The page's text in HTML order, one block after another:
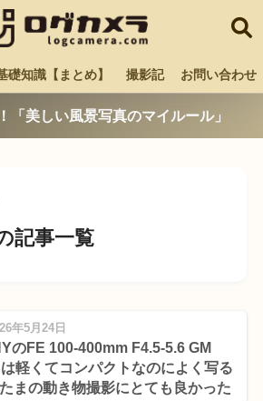
礎知識【まとめ】 撮影記 お問い合わせ
「美しい風景写真のマイルール」
記事一覧
年5月24日
のFE 100-400mm F4.5-5.6 GM
軽くてコンパクトなのによく写る
まの動き物撮影にとても良かった